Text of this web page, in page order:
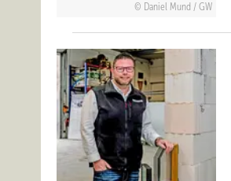
Daniel Mund / GW